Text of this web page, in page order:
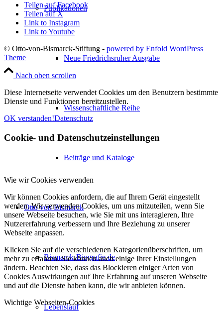
Publikationen
Neue Friedrichsruher Ausgabe
Wissenschaftliche Reihe
Beiträge und Kataloge
Otto von Bismarck
Bismarck-Biografie.de
Lebenslauf
Teilen auf Facebook
Teilen auf X
Link to Instagram
Link to Youtube
© Otto-von-Bismarck-Stiftung - powered by Enfold WordPress
Theme
Nach oben scrollen
Diese Internetseite verwendet Cookies um den Benutzern bestimmte
Dienste und Funktionen bereitzustellen.
OK verstanden!Datenschutz
Cookie- und Datenschutzeinstellungen
Wie wir Cookies verwenden
Wir können Cookies anfordern, die auf Ihrem Gerät eingestellt
werden. Wir verwenden Cookies, um uns mitzuteilen, wenn Sie
unsere Webseite besuchen, wie Sie mit uns interagieren, Ihre
Nutzererfahrung verbessern und Ihre Beziehung zu unserer
Webseite anpassen.
Klicken Sie auf die verschiedenen Kategorienüberschriften, um
mehr zu erfahren. Sie können auch einige Ihrer Einstellungen
ändern. Beachten Sie, dass das Blockieren einiger Arten von
Cookies Auswirkungen auf Ihre Erfahrung auf unseren Webseite
und auf die Dienste haben kann, die wir anbieten können.
Wichtige Webseiten-Cookies